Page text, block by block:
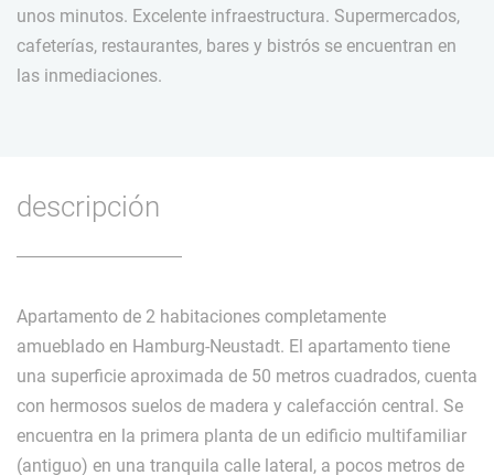
unos minutos. Excelente infraestructura. Supermercados,
cafeterías, restaurantes, bares y bistrós se encuentran en
las inmediaciones.
descripción
Apartamento de 2 habitaciones completamente
amueblado en Hamburg-Neustadt. El apartamento tiene
una superficie aproximada de 50 metros cuadrados, cuenta
con hermosos suelos de madera y calefacción central. Se
encuentra en la primera planta de un edificio multifamiliar
(antiguo) en una tranquila calle lateral, a pocos metros de